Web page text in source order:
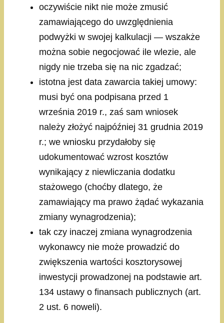
oczywiście nikt nie może zmusić
zamawiającego do uwzględnienia
podwyżki w swojej kalkulacji — wszakże
można sobie negocjować ile wlezie, ale
nigdy nie trzeba się na nic zgadzać;
istotna jest data zawarcia takiej umowy:
musi być ona podpisana przed 1
września 2019 r., zaś sam wniosek
należy złożyć najpóźniej 31 grudnia 2019
r.; we wniosku przydałoby się
udokumentować wzrost kosztów
wynikający z niewliczania dodatku
stażowego (choćby dlatego, że
zamawiający ma prawo żądać wykazania
zmiany wynagrodzenia);
tak czy inaczej zmiana wynagrodzenia
wykonawcy nie może prowadzić do
zwiększenia wartości kosztorysowej
inwestycji prowadzonej na podstawie art.
134 ustawy o finansach publicznych (art.
2 ust. 6 noweli).